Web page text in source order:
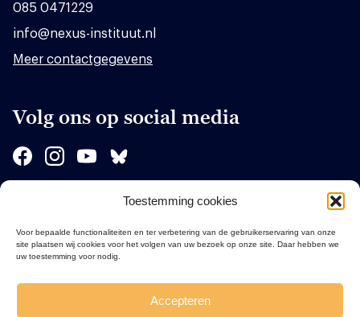
Toestemming cookies
Voor bepaalde functionaliteiten en ter verbetering van de gebruikerservaring van onze
site plaatsen wij cookies voor het volgen van uw bezoek op onze site. Daar hebben we
uw toestemming voor nodig.
Accepteren
085 0471229
info@nexus-instituut.nl
Meer contactgegevens
Volg ons op social media